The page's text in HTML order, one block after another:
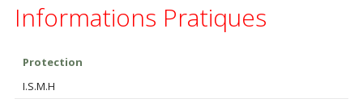
Informations Pratiques
Protection
I.S.M.H